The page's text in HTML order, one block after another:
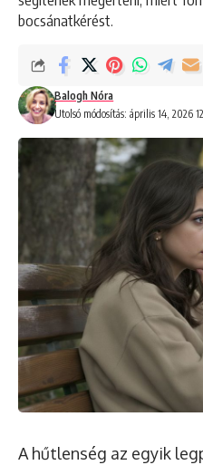
bocsánatkérést.
Utolsó módosítás: április 14, 2026
Balogh Nóra
A hűtlenség az egyik